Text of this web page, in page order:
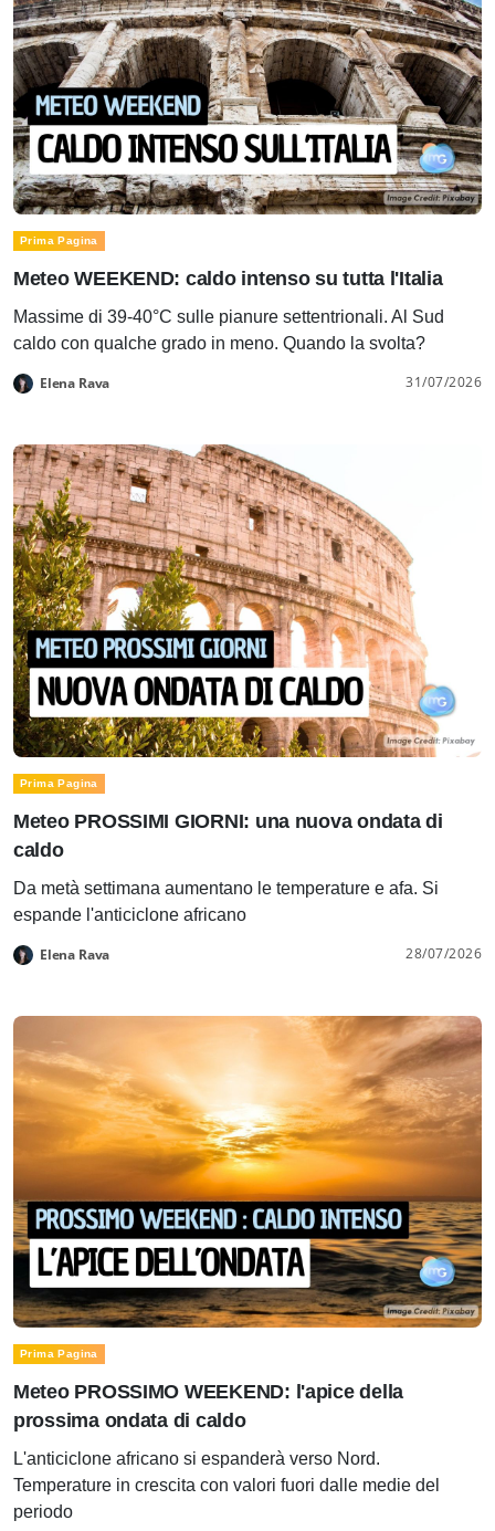
Prima Pagina
Meteo WEEKEND: caldo intenso su tutta l'Italia
Massime di 39-40°C sulle pianure settentrionali. Al Sud
caldo con qualche grado in meno. Quando la svolta?
Elena Rava 31/07/2026
Prima Pagina
Meteo PROSSIMI GIORNI: una nuova ondata di
caldo
Da metà settimana aumentano le temperature e afa. Si
espande l'anticiclone africano
Elena Rava 28/07/2026
Prima Pagina
Meteo PROSSIMO WEEKEND: l'apice della
prossima ondata di caldo
L'anticiclone africano si espanderà verso Nord.
Temperature in crescita con valori fuori dalle medie del
periodo